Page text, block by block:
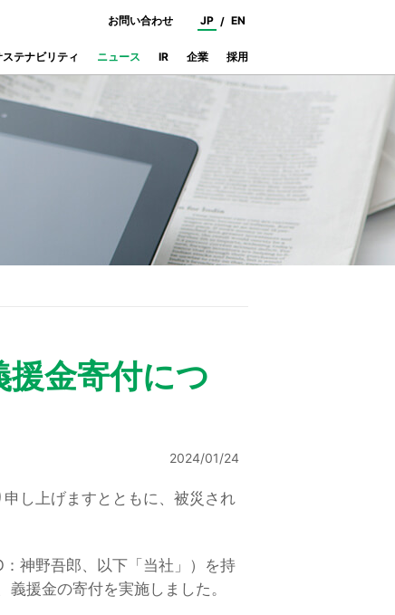
援金寄付につ
2024/01/24
し上げますとともに、被災され
神野吾郎、以下「当社」）を持
援金の寄付を実施しました。
プロパティ
ステナビリティ ニュース IR
統合報告書
企業 採用
JP EN
お問い合わせ